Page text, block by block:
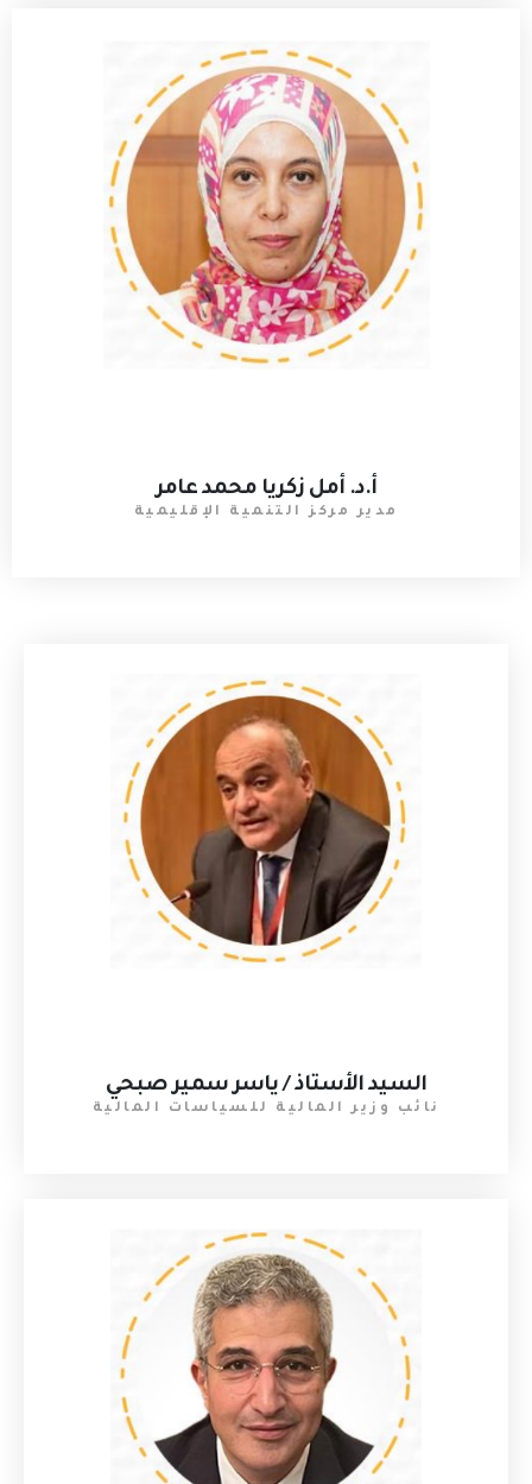
أ.د. أمل زكريا محمد عامر
مدير مركز التنمية الإقليمية
السيد الأستاذ / ياسر سمير صبحي
نائب وزير المالية للسياسات المالية